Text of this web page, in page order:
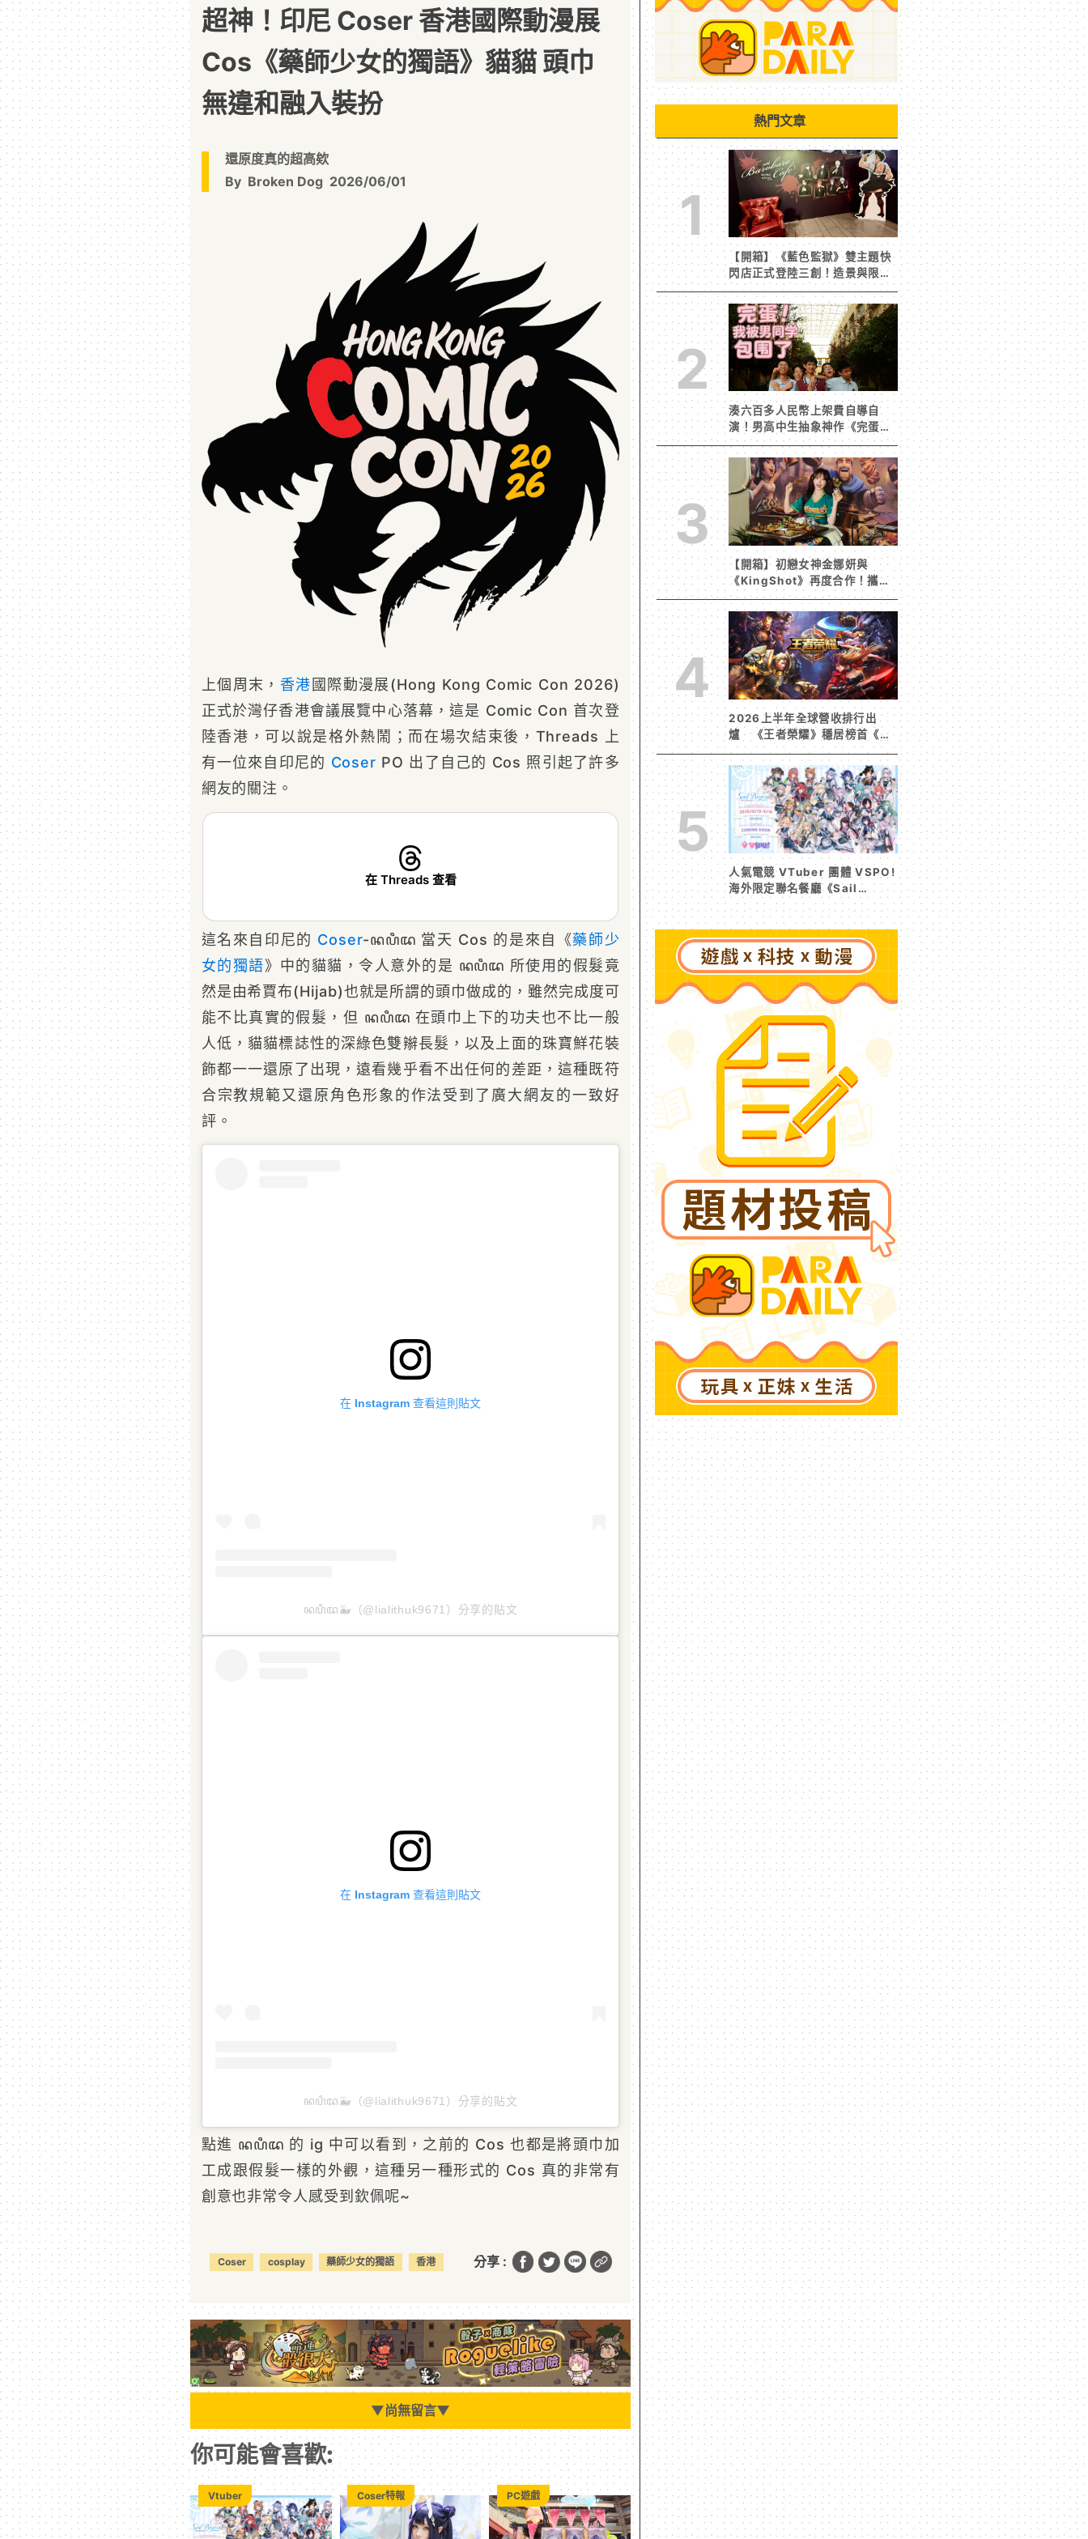
超神！印尼 Coser 香港國際動漫展
Cos《藥師少女的獨語》貓貓 頭巾
無違和融入裝扮
還原度真的超高欸
By Broken Dog 2026/06/01
上個周末， 香港 國際動漫展(Hong Kong Comic Con 2026)
正式於灣仔香港會議展覽中心落幕，這是 Comic Con 首次登
陸香港，可以說是格外熱鬧；而在場次結束後，Threads 上
有一位來自印尼的 Coser PO 出了自己的 Cos 照引起了許多
網友的關注。
在 Threads 查看
這名來自印尼的 Coser-ꦤꦥꦶꦢ 當天 Cos 的是來自《藥師少
女的獨語》中的貓貓，令人意外的是 ꦤꦥꦶꦢ 所使用的假髮竟
然是由希賈布(Hijab)也就是所謂的頭巾做成的，雖然完成度可
能不比真實的假髮，但 ꦤꦥꦶꦢ 在頭巾上下的功夫也不比一般
人低，貓貓標誌性的深綠色雙辮長髮，以及上面的珠寶鮮花裝
飾都一一還原了出現，遠看幾乎看不出任何的差距，這種既符
合宗教規範又還原角色形象的作法受到了廣大網友的一致好
評。
在 Instagram 查看這則貼文
ꦤꦥꦶꦢ🐳（@lialithuk9671）分享的貼文
在 Instagram 查看這則貼文
ꦤꦥꦶꦢ🐳（@lialithuk9671）分享的貼文
點進 ꦤꦥꦶꦢ 的 ig 中可以看到，之前的 Cos 也都是將頭巾加
工成跟假髮一樣的外觀，這種另一種形式的 Cos 真的非常有
創意也非常令人感受到欽佩呢~
Coser cosplay 藥師少女的獨語 香港 分享 :
▼尚無留言▼
你可能會喜歡:
Vtuber Coser特報 PC遊戲
熱門文章
1
【開箱】《藍色監獄》雙主題快
閃店正式登陸三創！造景與限定
周邊搶先看
2
湊六百多人民幣上架費自導自
演！男高中生抽象神作《完蛋！
我被男同學包圍了》突然爆紅
3
【開箱】初戀女神金娜妍與
《KingShot》再度合作！攜手
焦糖楓、柒息地推出「國王燒烤
節」活動
4
2026上半年全球營收排行出
爐 《王者榮耀》穩居榜首《寒
霜啟示錄》緊追在後！
5
人氣電競 VTuber 團體 VSPO!
海外限定聯名餐廳《Sail
Beyond！～駛向更遠的彼方
～》今夏登場！